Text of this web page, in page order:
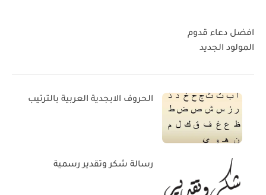
افضل دعاء قدوم
المولود الجديد
الحروف الابجدية العربية بالترتيب
رسالة شكر وتقدير رسمية